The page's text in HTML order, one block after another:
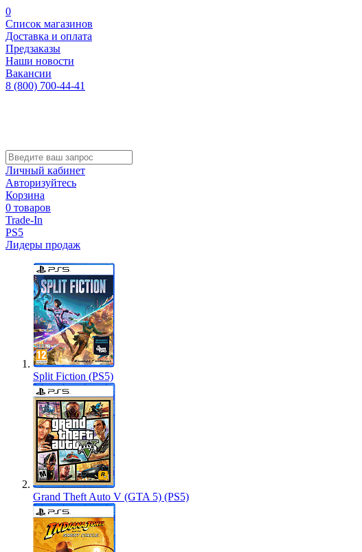
0
Список магазинов
Доставка и оплата
Предзаказы
Наши новости
Вакансии
8 (800) 700-44-41
Личный кабинет
Авторизуйтесь
Корзина
0 товаров
Trade-In
PS5
Лидеры продаж
Split Fiction (PS5)
Grand Theft Auto V (GTA 5) (PS5)